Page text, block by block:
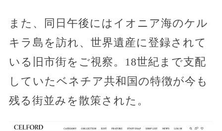
また、同日午後にはイオニア海のケル
キラ島を訪れ、世界遺産に登録されて
いる旧市街をご視察。18世紀まで支配
していたベネチア共和国の特徴が今も
残る街並みを散策された。